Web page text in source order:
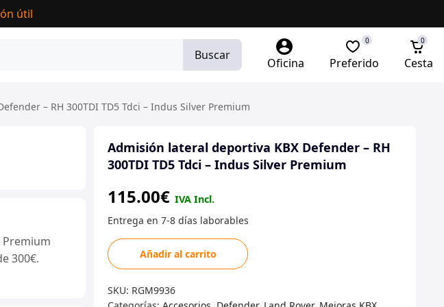
útil
Buscar
Oficina Preferido
0
Cesta
0
– RH 300TDI TD5 Tdci – Indus Silver Premium
Premium
300€.
Admisión lateral deportiva KBX Defender – RH
300TDI TD5 Tdci – Indus Silver Premium
115.00€
Admisión
lateral
KBX
Añadir al carrito
SKU: RGM9936